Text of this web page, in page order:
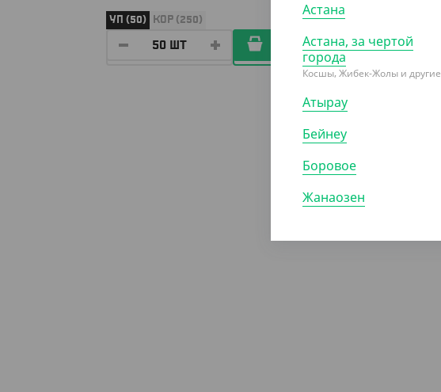
УП (50) КОР (250) УП (50)
Астана
Астана, за чертой
города
Косшы, Жибек-Жолы и другие
Атырау
Бейнеу
Боровое
Жанаозен